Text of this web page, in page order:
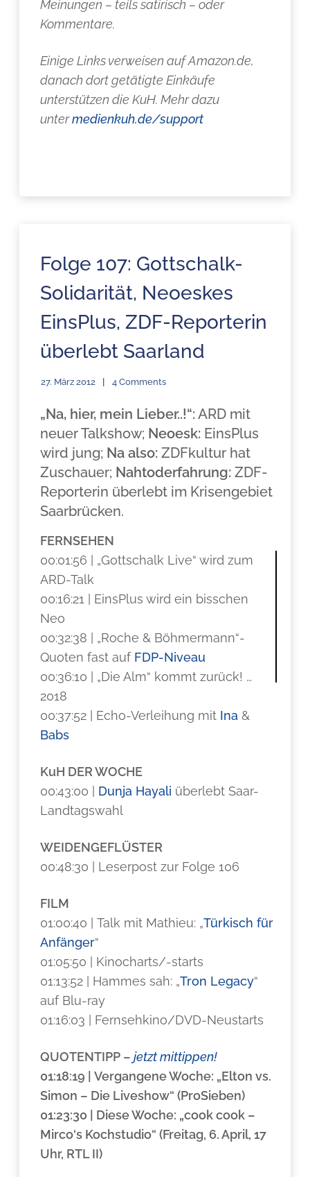
Meinungen – teils satirisch – oder
Kommentare.
Einige Links verweisen auf Amazon.de,
danach dort getätigte Einkäufe
unterstützen die KuH. Mehr dazu
untermedienkuh.de/support
Folge 107: Gottschalk-
Solidarität, Neoeskes
EinsPlus, ZDF-Reporterin
überlebt Saarland
27. März 2012 4 Comments
„Na, hier, mein Lieber..!“: ARD mit
neuer Talkshow; Neoesk: EinsPlus
wird jung; Na also: ZDFkultur hat
Zuschauer; Nahtoderfahrung: ZDF-
Reporterin überlebt im Krisengebiet
Saarbrücken.
FERNSEHEN
00:01:56 | „Gottschalk Live“ wird zum
ARD-Talk
00:16:21 | EinsPlus wird ein bisschen
Neo
00:32:38 | „Roche & Böhmermann“-
Quoten fast auf FDP-Niveau
00:36:10 | „Die Alm“ kommt zurück! …
2018
00:37:52 | Echo-Verleihung mit Ina &
Babs
KuH DER WOCHE
00:43:00 | Dunja Hayali überlebt Saar-
Landtagswahl
WEIDENGEFLÜSTER
00:48:30 | Leserpost zur Folge 106
FILM
01:00:40 | Talk mit Mathieu: „Türkisch für
Anfänger“
01:05:50 | Kinocharts/-starts
01:13:52 | Hammes sah: „Tron Legacy“
auf Blu-ray
01:16:03 | Fernsehkino/DVD-Neustarts
QUOTENTIPP –jetzt mittippen!
01:18:19 | Vergangene Woche: „Elton vs.
Simon – Die Liveshow“ (ProSieben)
01:23:30 | Diese Woche: „cook cook –
Mirco‘s Kochstudio“ (Freitag, 6. April, 17
Uhr, RTL II)